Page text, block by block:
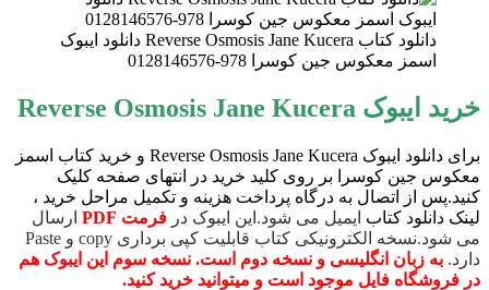
دانلود کتاب Reverse Osmosis Jane Kucera دانلود ایبوک
اسمز معکوس جین کوسرا 978-0128146576
خرید ایبوک Reverse Osmosis Jane Kucera
برای دانلود ایبوک Reverse Osmosis Jane Kucera و خرید کتاب اسمز
معکوس جین کوسرا بر روی کلید خرید در انتهای صفحه کلیک
کنید.پس از اتصال به درگاه پرداخت هزینه و تکمیل مراحل خرید ،
لینک دانلود کتاب ایمیل می شود.این ایبوک در فرمت PDF
ارسال
می شود.نسخه الکترونیکی کتاب قابلیت کپی برداری copy و Paste
دارد. به زبان انگلیسی و نسخه دوم است. نسخه سوم این ایبوک هم
در فروشگاه فایل موجود است و میتوانید خرید کنید.